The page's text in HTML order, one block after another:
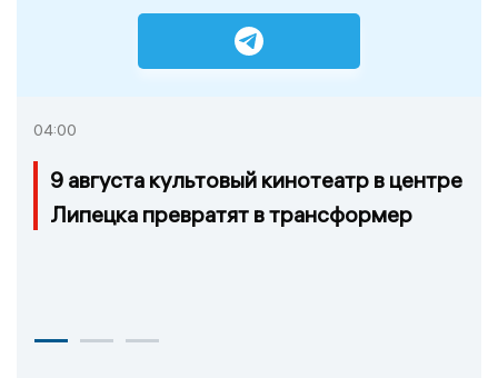
04:00
9 августа культовый кинотеатр в центре
Липецка превратят в трансформер